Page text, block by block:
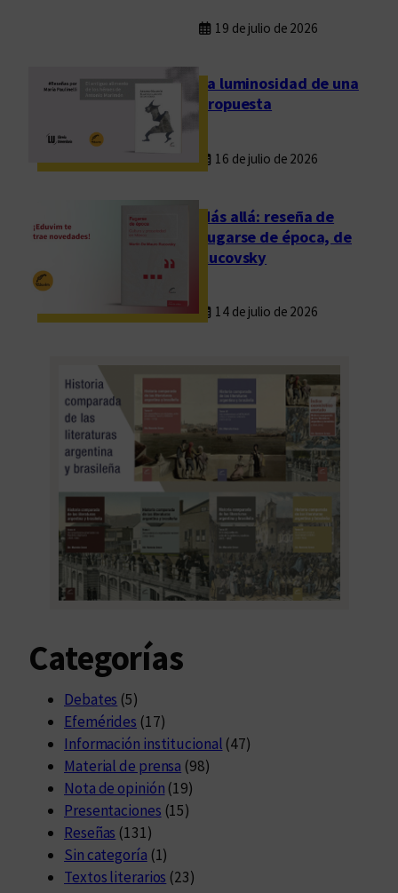
P
i
e
a
n
F
r
a
n
i
s
c
o
19 de julio de 2026
La luminosidad de una
propuesta
16 de julio de 2026
Más allá: reseña de
Fugarse de época, de
Rucovsky
14 de julio de 2026
Categorías
Debates (5)
Efemérides (17)
Información institucional (47)
Material de prensa (98)
Nota de opinión (19)
Presentaciones (15)
Reseñas (131)
Sin categoría (1)
Textos literarios (23)